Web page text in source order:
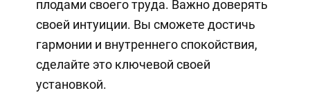
плодами своего труда. Важно доверять
своей интуиции. Вы сможете достичь
гармонии и внутреннего спокойствия,
сделайте это ключевой своей
установкой.